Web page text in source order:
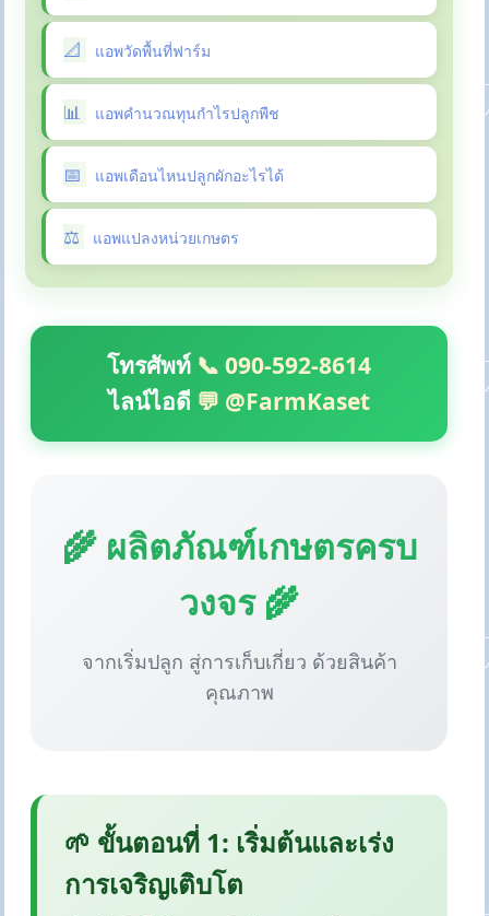
แอพวัดพื้นที่ฟาร์ม
แอพคำนวณทุนกำไรปลูกพืช
แอพเดือนไหนปลูกผักอะไรได้
แอพแปลงหน่วยเกษตร
โทรศัพท์ 📞 090-592-8614
ไลน์ไอดี 💬 @FarmKaset
🌾 ผลิตภัณฑ์เกษตรครบ
วงจร 🌾
จากเริ่มปลูก สู่การเก็บเกี่ยว ด้วยสินค้า
คุณภาพ
🌱 ขั้นตอนที่ 1: เริ่มต้นและเร่ง
การเจริญเติบโต